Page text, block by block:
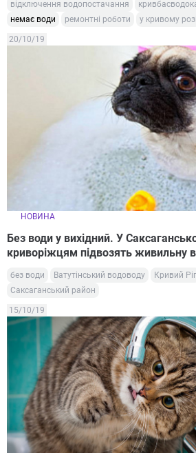
відключення водопостачання
немає води
ремонтні роботи у кривому розі
20/10/19
НОВИНА
Без води у вихідний. У
криворіжцям підвозять живильну
без води Ватутінський водоводу Кривий Ріг
Саксаганський район
15/10/19